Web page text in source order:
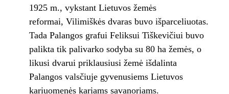
1925 m., vykstant Lietuvos žemės
reformai, Vilimiškės dvaras buvo išparceliuotas.
Tada Palangos grafui Feliksui Tiškevičiui buvo
palikta tik palivarko sodyba su 80 ha žemės, o
likusi dvarui priklausiusi žemė išdalinta
Palangos valsčiuje gyvenusiems Lietuvos
kariuomenės kariams savanoriams.